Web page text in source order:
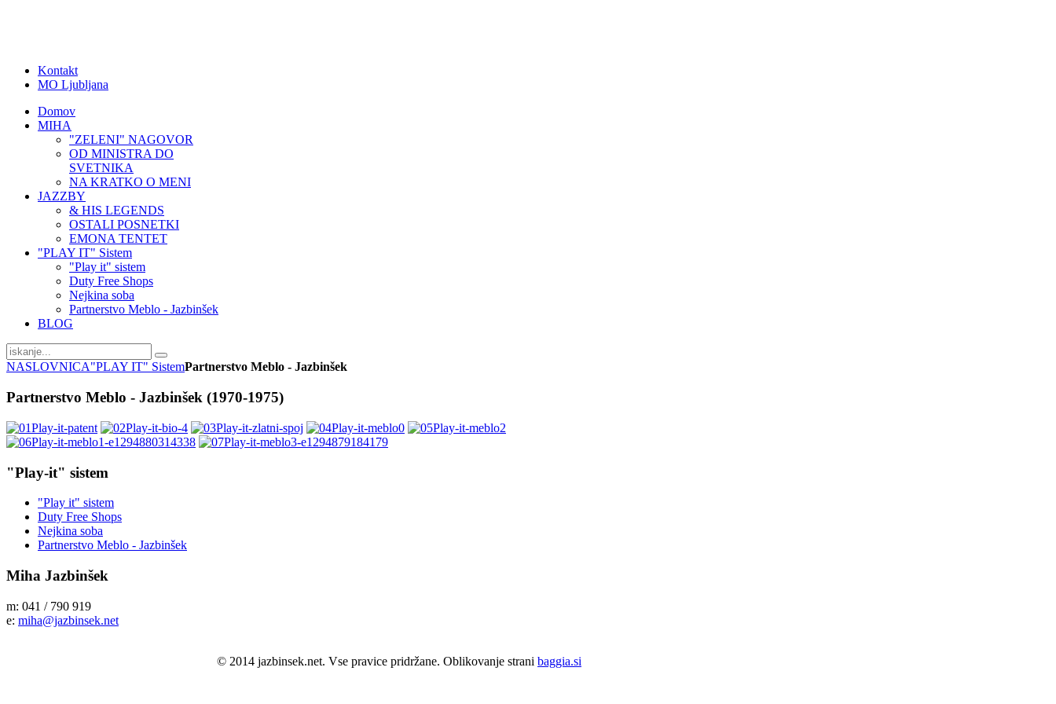
Kontakt
MO Ljubljana
Domov
MIHA
"ZELENI" NAGOVOR
OD MINISTRA DO
SVETNIKA
NA KRATKO O MENI
JAZZBY
& HIS LEGENDS
OSTALI POSNETKI
EMONA TENTET
"PLAY IT" Sistem
"Play it" sistem
Duty Free Shops
Nejkina soba
Partnerstvo Meblo - Jazbinšek
BLOG
NASLOVNICA"PLAY IT" SistemPartnerstvo Meblo - Jazbinšek
Partnerstvo Meblo - Jazbinšek (1970-1975)
"Play-it" sistem
"Play it" sistem
Duty Free Shops
Nejkina soba
Partnerstvo Meblo - Jazbinšek
Miha Jazbinšek
m: 041 / 790 919
e: miha@jazbinsek.net
© 2014 jazbinsek.net. Vse pravice pridržane. Oblikovanje strani baggia.si